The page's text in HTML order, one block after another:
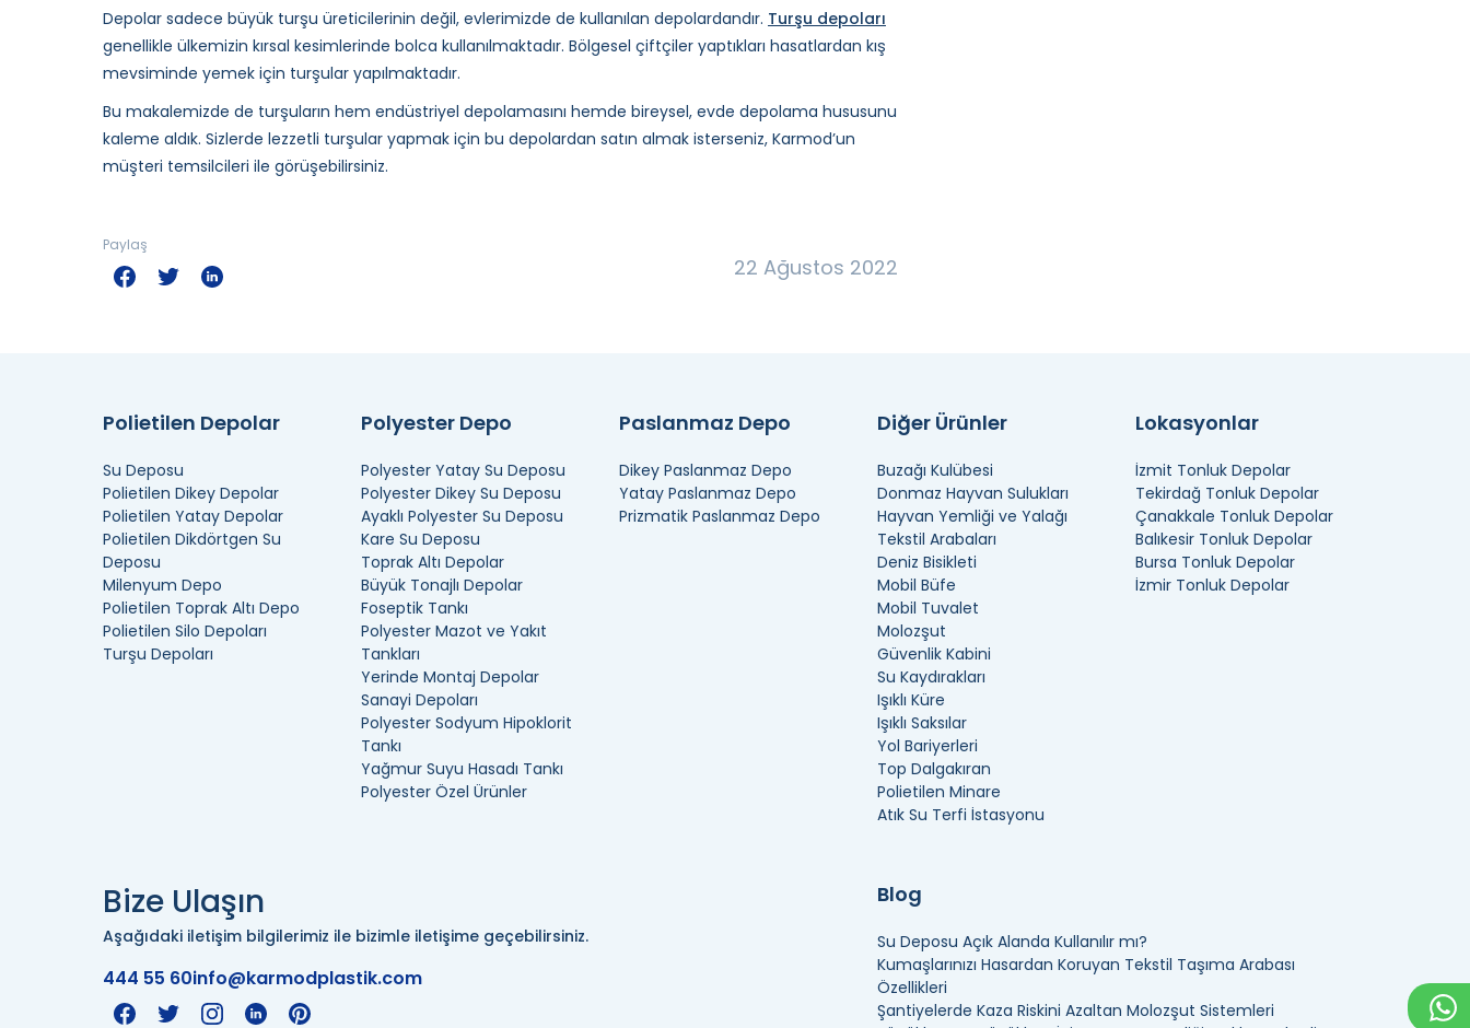
Depolar sadece büyük turşu üreticilerinin değil, evlerimizde de kullanılan depolardandır. Turşu depoları
genellikle ülkemizin kırsal kesimlerinde bolca kullanılmaktadır. Bölgesel çiftçiler yaptıkları hasatlardan kış
mevsiminde yemek için turşular yapılmaktadır.
Bu makalemizde de turşuların hem endüstriyel depolamasını hemde bireysel, evde depolama hususunu
kaleme aldık. Sizlerde lezzetli turşular yapmak için bu depolardan satın almak isterseniz, Karmod’un
müşteri temsilcileri ile görüşebilirsiniz.
22 Ağustos 2022
Paylaş
Polietilen Depolar
Su Deposu
Polietilen Dikey Depolar
Polietilen Yatay Depolar
Polietilen Dikdörtgen Su
Deposu
Milenyum Depo
Polietilen Toprak Altı Depo
Polietilen Silo Depoları
Turşu Depoları
Polyester Depo
Polyester Yatay Su Deposu
Polyester Dikey Su Deposu
Ayaklı Polyester Su Deposu
Kare Su Deposu
Toprak Altı Depolar
Büyük Tonajlı Depolar
Foseptik Tankı
Polyester Mazot ve Yakıt
Tankları
Yerinde Montaj Depolar
Sanayi Depoları
Polyester Sodyum Hipoklorit
Tankı
Yağmur Suyu Hasadı Tankı
Polyester Özel Ürünler
Paslanmaz Depo
Dikey Paslanmaz Depo
Yatay Paslanmaz Depo
Prizmatik Paslanmaz Depo
Diğer Ürünler
Buzağı Kulübesi
Donmaz Hayvan Sulukları
Hayvan Yemliği ve Yalağı
Tekstil Arabaları
Deniz Bisikleti
Mobil Büfe
Mobil Tuvalet
Molozşut
Güvenlik Kabini
Su Kaydırakları
Işıklı Küre
Işıklı Saksılar
Yol Bariyerleri
Top Dalgakıran
Polietilen Minare
Atık Su Terfi İstasyonu
Lokasyonlar
İzmit Tonluk Depolar
Tekirdağ Tonluk Depolar
Çanakkale Tonluk Depolar
Balıkesir Tonluk Depolar
Bursa Tonluk Depolar
İzmir Tonluk Depolar
Bize Ulaşın
Aşağıdaki iletişim bilgilerimiz ile bizimle iletişime geçebilirsiniz.
444 55 60info@karmodplastik.com
Blog
Su Deposu Açık Alanda Kullanılır mı?
Kumaşlarınızı Hasardan Koruyan Tekstil Taşıma Arabası
Özellikleri
Şantiyelerde Kaza Riskini Azaltan Molozşut Sistemleri